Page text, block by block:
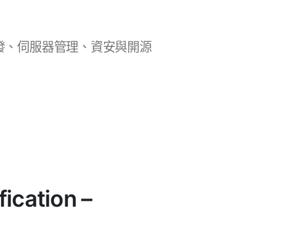
伺服器管理、資安與開源
–